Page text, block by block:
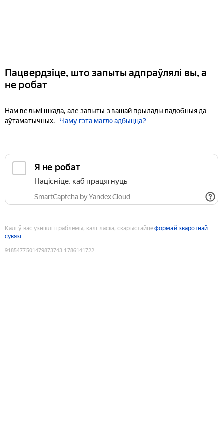
Пацвердзіце, што запыты адпраўлялі вы, а
не робат
Нам вельмі шкада, але запыты з вашай прылады падобныя да
аўтаматычных.
Чаму гэта магло адбыцца?
Я не робат
Націсніце, каб працягнуць
SmartCaptcha by Yandex Cloud
Калі ў вас узніклі праблемы, калі ласка, скарыстайцеформай зваротнай
сувязі
9185477501479873743:1786141722